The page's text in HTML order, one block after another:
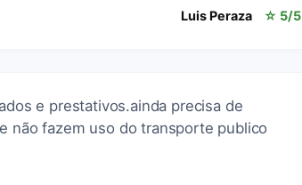
Luis Peraza ☆ 5/5
e prestativos.ainda precisa de
não fazem uso do transporte publico